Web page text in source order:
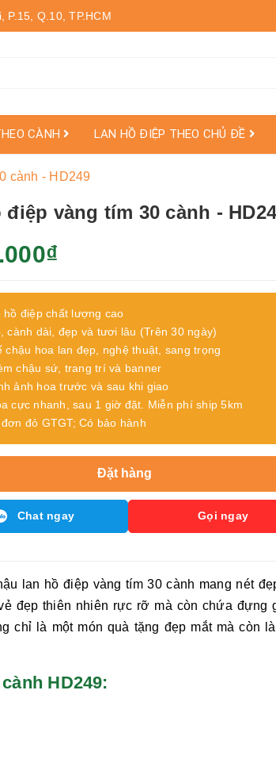
P.15, Q.10, TP.HCM
CÀNH LAN HỒ ĐIỆP THEO CHỦ ĐỀ
cành - HD249
điệp vàng tím 30 cành -
hồ điệp chất lượng cao
cành dài, đẹp và tươi lâu (Trên 30 ngày)
chậu hoa lan đẹp, nghệ thuật, sang trọng
chậu sứ, trang trí và banner
ảnh hoa trước và sau khi giao
cực nhanh, sau 1 giờ đặt. Miễn phí ship 5km
đỏ GTGT; Có bảo hành
Đặt hàng
Chat ngay Gọi ngay
lan hồ điệp vàng tím 30 cành mang nét
đẹp thiên nhiên rực rỡ mà còn chứa đựng
chỉ là một món quà tặng đẹp mắt mà còn
HD249: